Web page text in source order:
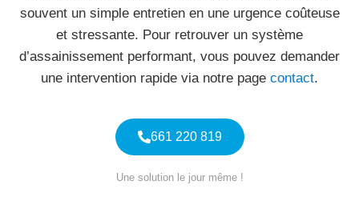
souvent un simple entretien en une urgence coûteuse
et stressante. Pour retrouver un système
d’assainissement performant, vous pouvez demander
une intervention rapide via notre page contact.
661 220 819
Une solution le jour même !